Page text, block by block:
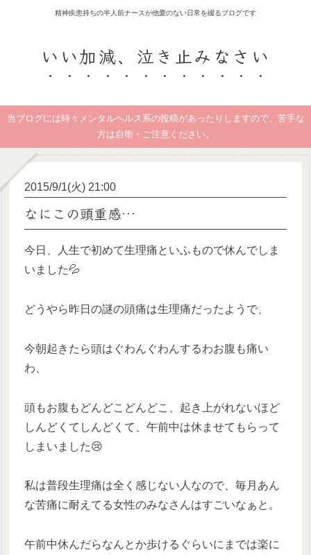
精神疾患持ちの半人前ナースが他愛のない日常を綴るブログです
いい加減、泣き止みなさい
当ブログには時々メンタルヘルス系の投稿があったりしますので、苦手な
方は自衛・ご注意ください。
2015/9/1(火) 21:00
なにこの頭重感…
今日、人生で初めて生理痛といふもので休んでしま
いました💦
どうやら昨日の謎の頭痛は生理痛だったようで、
今朝起きたら頭はぐわんぐわんするわお腹も痛い
わ、
頭もお腹もどんどこどんどこ、起き上がれないほど
しんどくてしんどくて、午前中は休ませてもらって
しまいました😢
私は普段生理痛は全く感じない人なので、毎月あん
な苦痛に耐えてる女性のみなさんはすごいなぁと。
午前中休んだらなんとか歩けるぐらいにまでは楽に